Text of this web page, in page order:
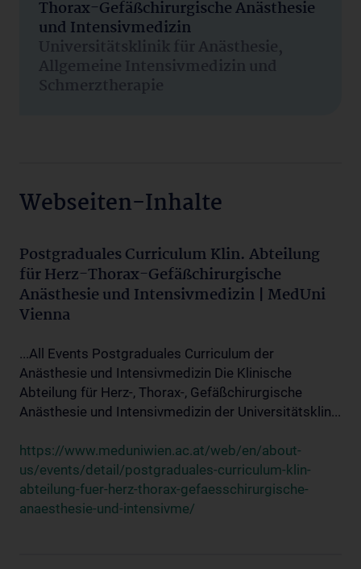
Thorax-Gefäßchirurgische Anästhesie
und Intensivmedizin
Universitätsklinik für Anästhesie,
Allgemeine Intensivmedizin und
Schmerztherapie
Webseiten-Inhalte
Postgraduales Curriculum Klin. Abteilung
für Herz-Thorax-Gefäßchirurgische
Anästhesie und Intensivmedizin | MedUni
Vienna
...All Events Postgraduales Curriculum der
Anästhesie und Intensivmedizin Die Klinische
Abteilung für Herz-, Thorax-, Gefäßchirurgische
Anästhesie und Intensivmedizin der Universitätsklin...
https://www.meduniwien.ac.at/web/en/about-
us/events/detail/postgraduales-curriculum-klin-
abteilung-fuer-herz-thorax-gefaesschirurgische-
anaesthesie-und-intensivme/